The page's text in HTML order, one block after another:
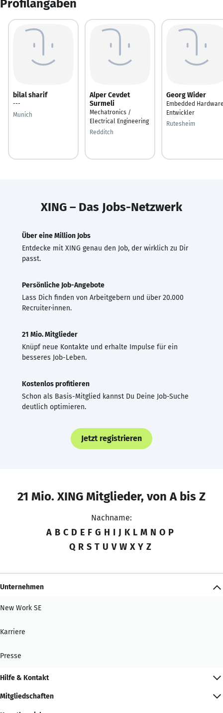
Profilangaben
bilal sharif
---
Munich
Alper Cevdet
Surmeli
Mechatronics /
Electrical Engineering
Redditch
Georg Wider
Embedded
Entwickler
Rutesheim
XING – Das Jobs-Netzwerk
Über eine Million Jobs
Entdecke mit XING genau den Job, der wirklich zu Dir
passt.
Persönliche Job-Angebote
Lass Dich finden von Arbeitgebern und über 20.000
Recruiter·innen.
21 Mio. Mitglieder
Knüpf neue Kontakte und erhalte Impulse für ein
besseres Job-Leben.
Kostenlos profitieren
Schon als Basis-Mitglied kannst Du Deine Job-Suche
deutlich optimieren.
Jetzt registrieren
21 Mio. XING Mitglieder, von A bis Z
Nachname:
A B C D E F G H I J K L M N O P
Q R S T U V W X Y Z
Unternehmen
New Work SE
Karriere
Presse
Hilfe & Kontakt
Mitgliedschaften